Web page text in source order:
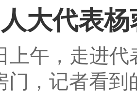
大代表
上午，走进
门，记者看